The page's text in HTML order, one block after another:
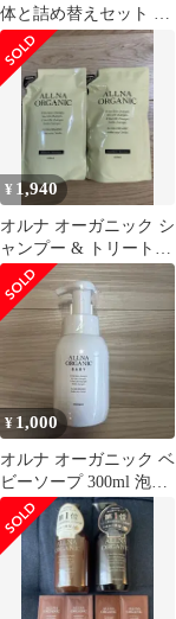
体と詰め替えセット 計
4点
¥ 1,940
オルナ オーガニック シ
ャンプー & トリートメ
ント 詰替 モイスチャ
ータイプ
¥ 1,000
オルナ オーガニック ベ
ビーソープ 300ml 泡タ
イプ 新品 全身